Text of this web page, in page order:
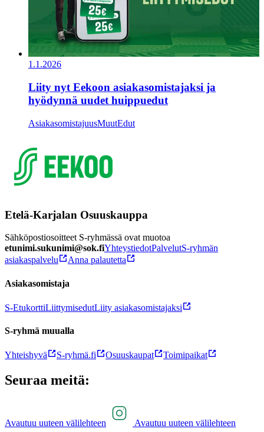
1.1.2026
Liity nyt Eekoon asiakasomistajaksi ja
hyödynnä uudet huippuedut
AsiakasomistajuusMuutEdut
Etelä-Karjalan Osuuskauppa
Sähköpostiosoitteet S-ryhmässä ovat muotoa
etunimi.sukunimi@sok.fiYhteystiedotPalvelutS-ryhmän
asiakaspalvelu
Anna palautetta
Asiakasomistaja
S-EtukorttiLiittymisedutLiity asiakasomistajaksi
S-ryhmä muualla
Yhteishyvä S-ryhmä.fi Osuuskaupat Toimipaikat
Seuraa meitä:
Avautuu uuteen välilehteen Avautuu uuteen välilehteen